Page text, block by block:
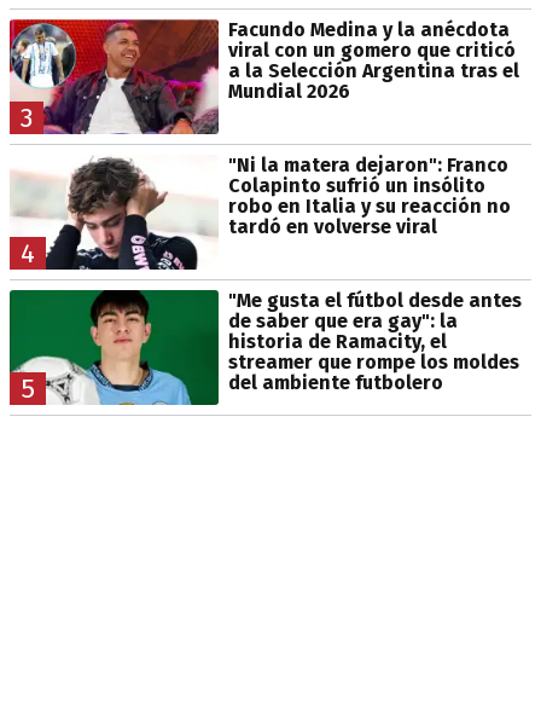
3
Facundo Medina y la anécdota
viral con un gomero que criticó
a la Selección Argentina tras el
Mundial 2026
4
"Ni la matera dejaron": Franco
Colapinto sufrió un insólito
robo en Italia y su reacción no
tardó en volverse viral
5
"Me gusta el fútbol desde antes
de saber que era gay": la
historia de Ramacity, el
streamer que rompe los moldes
del ambiente futbolero